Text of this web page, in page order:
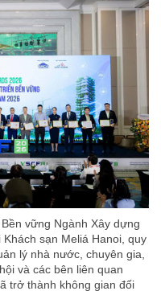
vững Ngành Xây dựng
sạn Meliá Hanoi, quy
lý nhà nước, chuyên gia,
và các bên liên quan
trở thành không gian đối